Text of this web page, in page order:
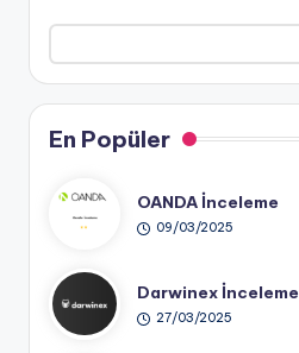
En Popüler
OANDA İnceleme
09/03/2025
Darwinex İnceleme
27/03/2025